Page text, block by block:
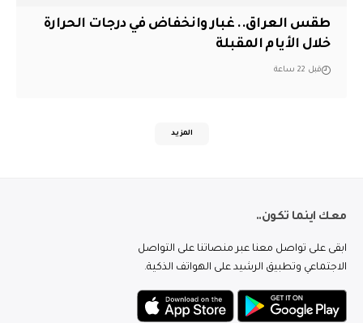
طقس العراق.. غبار وانخفاض في درجات الحرارة
خلال الأيام المقبلة
قبل 22 ساعة
المزيد
معك اينما تكون..
ابقى على تواصل معنا عبر منصاتنا على التواصل
الاجتماعي وتطبيق الرشيد على الهواتف الذكية.